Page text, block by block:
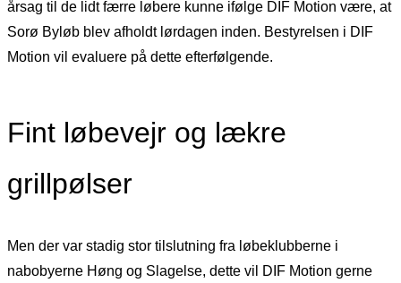
årsag til de lidt færre løbere kunne ifølge DIF Motion være, at
Sorø Byløb blev afholdt lørdagen inden. Bestyrelsen i DIF
Motion vil evaluere på dette efterfølgende.
Fint løbevejr og lækre
grillpølser
Men der var stadig stor tilslutning fra løbeklubberne i
nabobyerne Høng og Slagelse, dette vil DIF Motion gerne